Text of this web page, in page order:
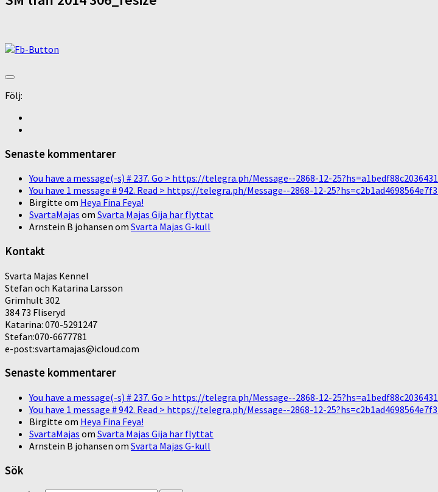
Följ:
Senaste kommentarer
You have a message(-s) # 237. Go > https://telegra.ph/Message--2868-12-
You have 1 message # 942. Read > https://telegra.ph/Message--2868-12-
Birgitte om Heya Fina Feya!
SvartaMajas om Svarta Majas Gija har flyttat
Arnstein B johansen om Svarta Majas G-kull
Kontakt
Svarta Majas Kennel
Stefan och Katarina Larsson
Grimhult 302
384 73 Fliseryd
Katarina: 070-5291247
Stefan:070-6677781
e-post:svartamajas@icloud.com
Senaste kommentarer
You have a message(-s) # 237. Go > https://telegra.ph/Message--2868-12-
You have 1 message # 942. Read > https://telegra.ph/Message--2868-12-
Birgitte om Heya Fina Feya!
SvartaMajas om Svarta Majas Gija har flyttat
Arnstein B johansen om Svarta Majas G-kull
Sök